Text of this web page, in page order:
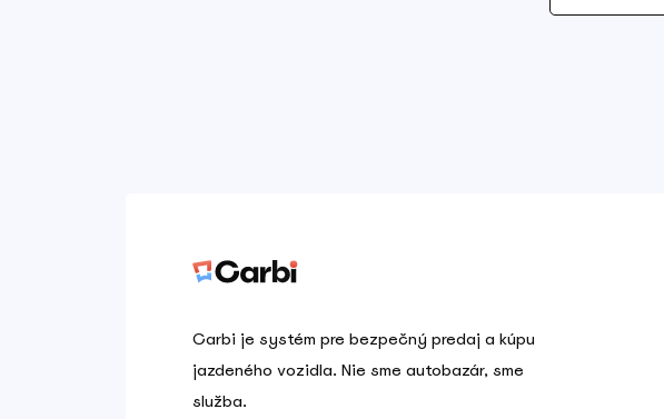
Carbi je systém pre bezpečný predaj a kúpu
jazdeného vozidla. Nie sme autobazár, sme
služba.